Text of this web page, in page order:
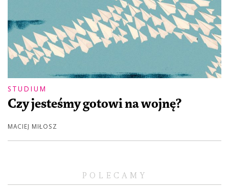
POLECAMY
STUDIUM
Czy jesteśmy gotowi na wojnę?
MACIEJ MIŁOSZ